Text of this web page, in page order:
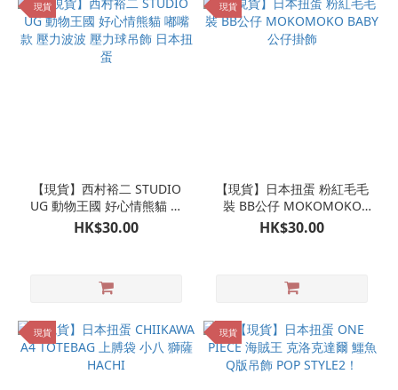
現貨
【現貨】西村裕二 STUDIO
UG 動物王國 好心情熊貓 嘟
嘴款 壓力波波 壓力球吊飾
日本扭蛋
HK$30.00
現貨
【現貨】日本扭蛋 粉紅毛毛
裝 BB公仔 MOKOMOKO
BABY 公仔掛飾
HK$30.00
現貨 現貨